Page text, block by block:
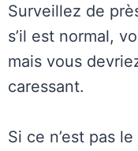
Surveillez de
s’il est normal,
mais vous
caressant.
Si ce n’est pas